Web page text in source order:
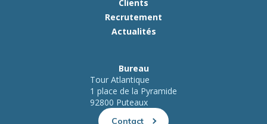
Clients
Recrutement
Actualités
Bureau
Tour Atlantique
1 place de la Pyramide
92800 Puteaux
Contact